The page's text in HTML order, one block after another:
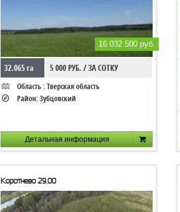
16 032 500 руб.
32.065 га 5 000 РУБ. / ЗА СОТКУ
Область :Тверская область
Район:Зубцовский
Детальная информация
Коротнево 29.00